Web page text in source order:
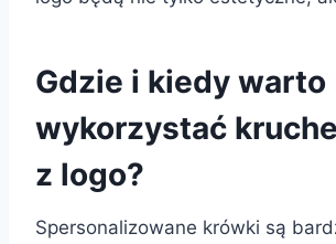
Gdzie i kiedy warto
wykorzystać
z logo?
Spersonalizowane krówki są